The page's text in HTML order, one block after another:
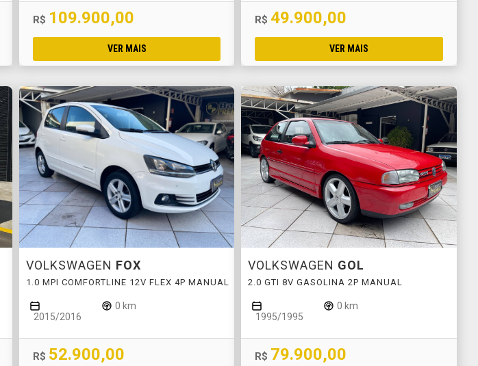
R$ 109.900,00
VER MAIS
R$49.900,00
VER MAIS
VOLKSWAGEN FOX
1.0 MPI COMFORTLINE 12V FLEX 4P MANUAL
2015/2016
0 km
R$ 52.900,00
VOLKSWAGEN GOL
2.0 GTI 8V GASOLINA 2P MANUAL
1995/1995
0 km
R$ 79.900,00